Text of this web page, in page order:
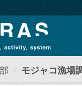
モジャコ漁場